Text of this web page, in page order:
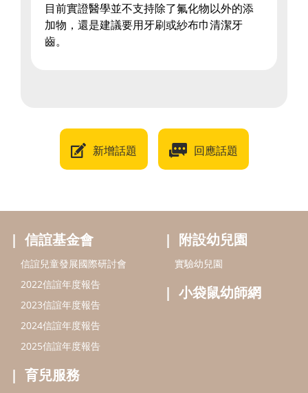
目前實證醫學並不支持除了氟化物以外的添
加物，還是建議要用牙刷或紗布巾清潔牙
齒。
新增話題 回應話題
信誼基金會
信誼兒童發展國際研討會
2022信誼年度報告
2023信誼年度報告
2024信誼年度報告
2025信誼年度報告
育兒服務
附設幼兒園
實驗幼兒園
小袋鼠幼師網